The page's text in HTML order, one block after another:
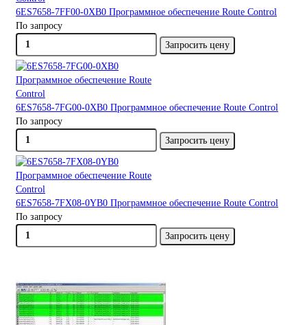
6ES7658-7FF00-0XB0 Программное обеспечение Route Control
По запросу
Запросить цену
6ES7658-7FG00-0XB0 Программное обеспечение Route Control
По запросу
Запросить цену
6ES7658-7FX08-0YB0 Программное обеспечение Route Control
По запросу
Запросить цену